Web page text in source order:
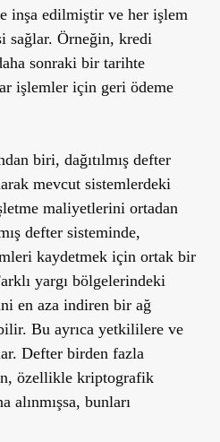
inşa edilmiştir ve her işlem
sağlar. Örneğin, kredi
sonraki bir tarihte
işlemler için geri ödeme
biri, dağıtılmış defter
mevcut sistemlerdeki
maliyetlerini ortadan
defter sisteminde,
kaydetmek için ortak bir
yargı bölgelerindeki
en aza indiren bir ağ
Bu ayrıca yetkililere ve
Defter birden fazla
özellikle kriptografik
alınmışsa, bunları